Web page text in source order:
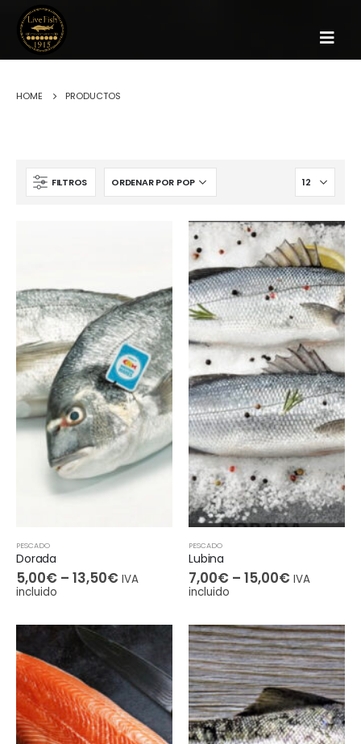
HOME PRODUCTOS
FILTROS
PESCADO
Dorada
5,00€ – 13,50€ IVA
incluido
PESCADO
Lubina
7,00€ – 15,00€ IVA
incluido